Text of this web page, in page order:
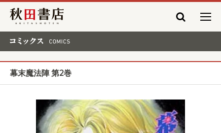
秋田書店
幕末魔法陣 第2巻